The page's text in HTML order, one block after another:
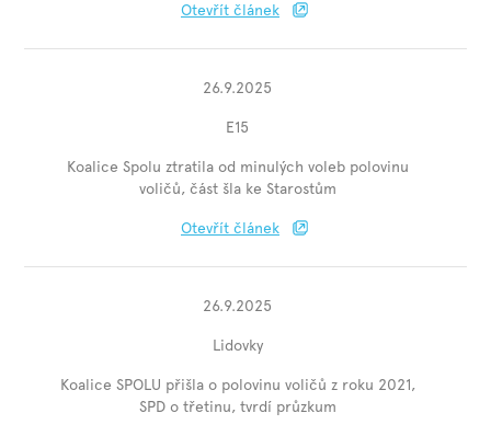
Otevřít článek
26.9.2025
E15
Koalice Spolu ztratila od minulých voleb polovinu
voličů, část šla ke Starostům
Otevřít článek
26.9.2025
Lidovky
Koalice SPOLU přišla o polovinu voličů z roku 2021,
SPD o třetinu, tvrdí průzkum